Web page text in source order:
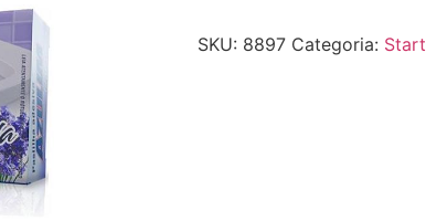
SKU: 8897 Categoria: Start